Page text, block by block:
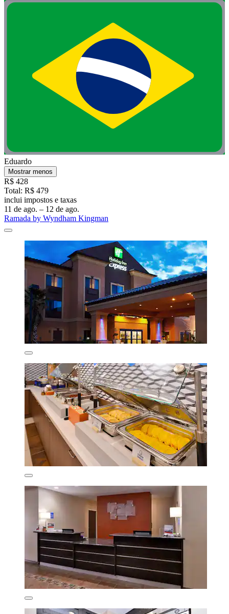
Eduardo
Mostrar menos
R$ 428
Total: R$ 479
inclui impostos e taxas
11 de ago. – 12 de ago.
Ramada by Wyndham Kingman